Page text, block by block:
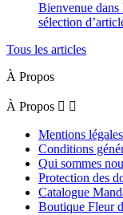
Bienvenue dans
sélection
Tous les articles
À Propos
À Propos  
Mentions légales
Conditions
Qui sommes
Protection des
Catalogue
Boutique Fleur